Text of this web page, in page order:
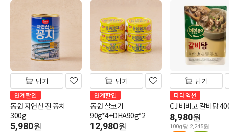
담기
연계할인
동원 자연산 진 꽁치
300g
5,980원
담기
연계할인
동원 살코기
90g*4+DHA90g*2
12,980원
담기
다다익선
CJ 비비고 갈비탕
8,980원
100g당 2,245원